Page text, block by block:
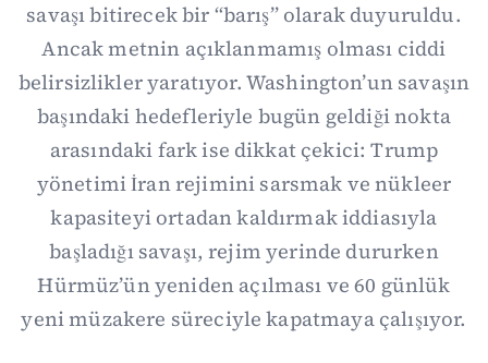
savaşı bitirecek bir “barış” olarak duyuruldu.
Ancak metnin açıklanmamış olması ciddi
belirsizlikler yaratıyor. Washington’un savaşın
başındaki hedefleriyle bugün geldiği nokta
arasındaki fark ise dikkat çekici: Trump
yönetimi İran rejimini sarsmak ve nükleer
kapasiteyi ortadan kaldırmak iddiasıyla
başladığı savaşı, rejim yerinde dururken
Hürmüz’ün yeniden açılması ve 60 günlük
yeni müzakere süreciyle kapatmaya çalışıyor.